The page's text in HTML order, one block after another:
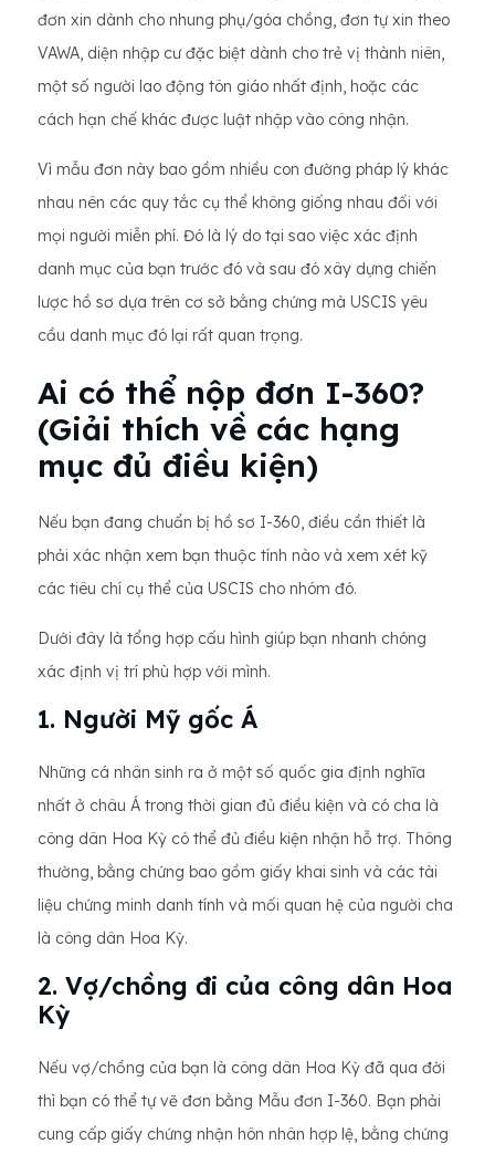
đơn xin dành cho nhung phụ/góa chồng, đơn tự xin theo
VAWA, diện nhập cư đặc biệt dành cho trẻ vị thành niên,
một số người lao động tôn giáo nhất định, hoặc các
cách hạn chế khác được luật nhập vào công nhận.
Vì mẫu đơn này bao gồm nhiều con đường pháp lý khác
nhau nên các quy tắc cụ thể không giống nhau đối với
mọi người miễn phí. Đó là lý do tại sao việc xác định
danh mục của bạn trước đó và sau đó xây dựng chiến
lược hồ sơ dựa trên cơ sở bằng chứng mà USCIS yêu
cầu danh mục đó lại rất quan trọng.
Ai có thể nộp đơn I-360?
(Giải thích về các hạng
mục đủ điều kiện)
Nếu bạn đang chuẩn bị hồ sơ I-360, điều cần thiết là
phải xác nhận xem bạn thuộc tính nào và xem xét kỹ
các tiêu chí cụ thể của USCIS cho nhóm đó.
Dưới đây là tổng hợp cấu hình giúp bạn nhanh chóng
xác định vị trí phù hợp với mình.
1. Người Mỹ gốc Á
Những cá nhân sinh ra ở một số quốc gia định nghĩa
nhất ở châu Á trong thời gian đủ điều kiện và có cha là
công dân Hoa Kỳ có thể đủ điều kiện nhận hỗ trợ. Thông
thường, bằng chứng bao gồm giấy khai sinh và các tài
liệu chứng minh danh tính và mối quan hệ của người cha
là công dân Hoa Kỳ.
2. Vợ/chồng đi của công dân Hoa
Kỳ
Nếu vợ/chồng của bạn là công dân Hoa Kỳ đã qua đời
thì bạn có thể tự vẽ đơn bằng Mẫu đơn I-360. Bạn phải
cung cấp giấy chứng nhận hôn nhân hợp lệ, bằng chứng